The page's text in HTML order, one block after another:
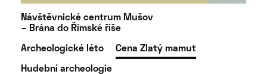
Návštěvnické centrum Mušov
– Brána do Římské říše
Archeologické léto Cena Zlatý mamut
Hudební archeologie